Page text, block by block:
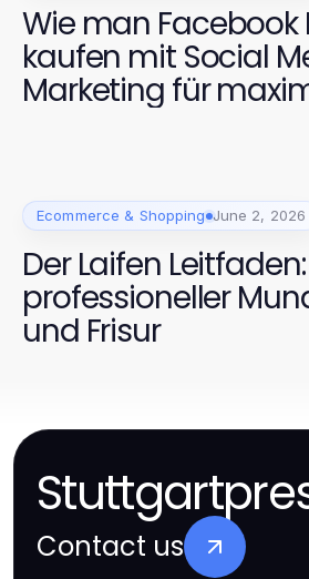
Wie man Facebook
kaufen mit Social
Marketing für
Ecommerce & Shopping June 2, 2026
Der Laifen
professioneller
und Frisur
Contact us